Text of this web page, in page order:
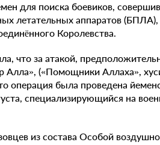
для поиска боевиков,
летательных аппаратов (БПЛА),
Королевства.
что за атакой,
Алла», («Помощники Аллаха»,
операция была проведена
специализирующийся на
из состава Особой